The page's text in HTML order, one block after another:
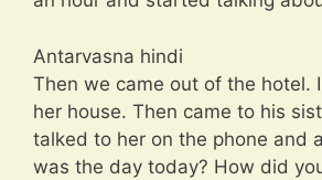
Antarvasna hindi
Then we came out of the hotel.
her house. Then came to his
talked to her on the phone and
was the day today? How did